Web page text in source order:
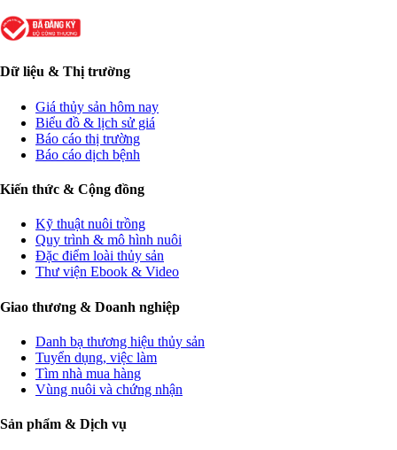
Dữ liệu & Thị trường
Giá thủy sản hôm nay
Biểu đồ & lịch sử giá
Báo cáo thị trường
Báo cáo dịch bệnh
Kiến thức & Cộng đồng
Kỹ thuật nuôi trồng
Quy trình & mô hình nuôi
Đặc điểm loài thủy sản
Thư viện Ebook & Video
Giao thương & Doanh nghiệp
Danh bạ thương hiệu thủy sản
Tuyển dụng, việc làm
Tìm nhà mua hàng
Vùng nuôi và chứng nhận
Sản phẩm & Dịch vụ